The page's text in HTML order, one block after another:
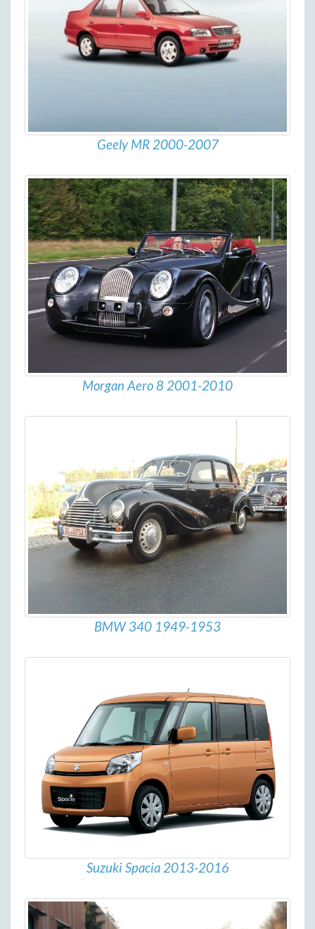
Geely MR 2000-2007
Morgan Aero 8 2001-2010
BMW 340 1949-1953
Suzuki Spacia 2013-2016